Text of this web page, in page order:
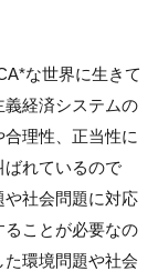
な世界に生きて
経済システムの
理性、正当性に
れているので
社会問題に対応
ことが必要なの
環境問題や社会